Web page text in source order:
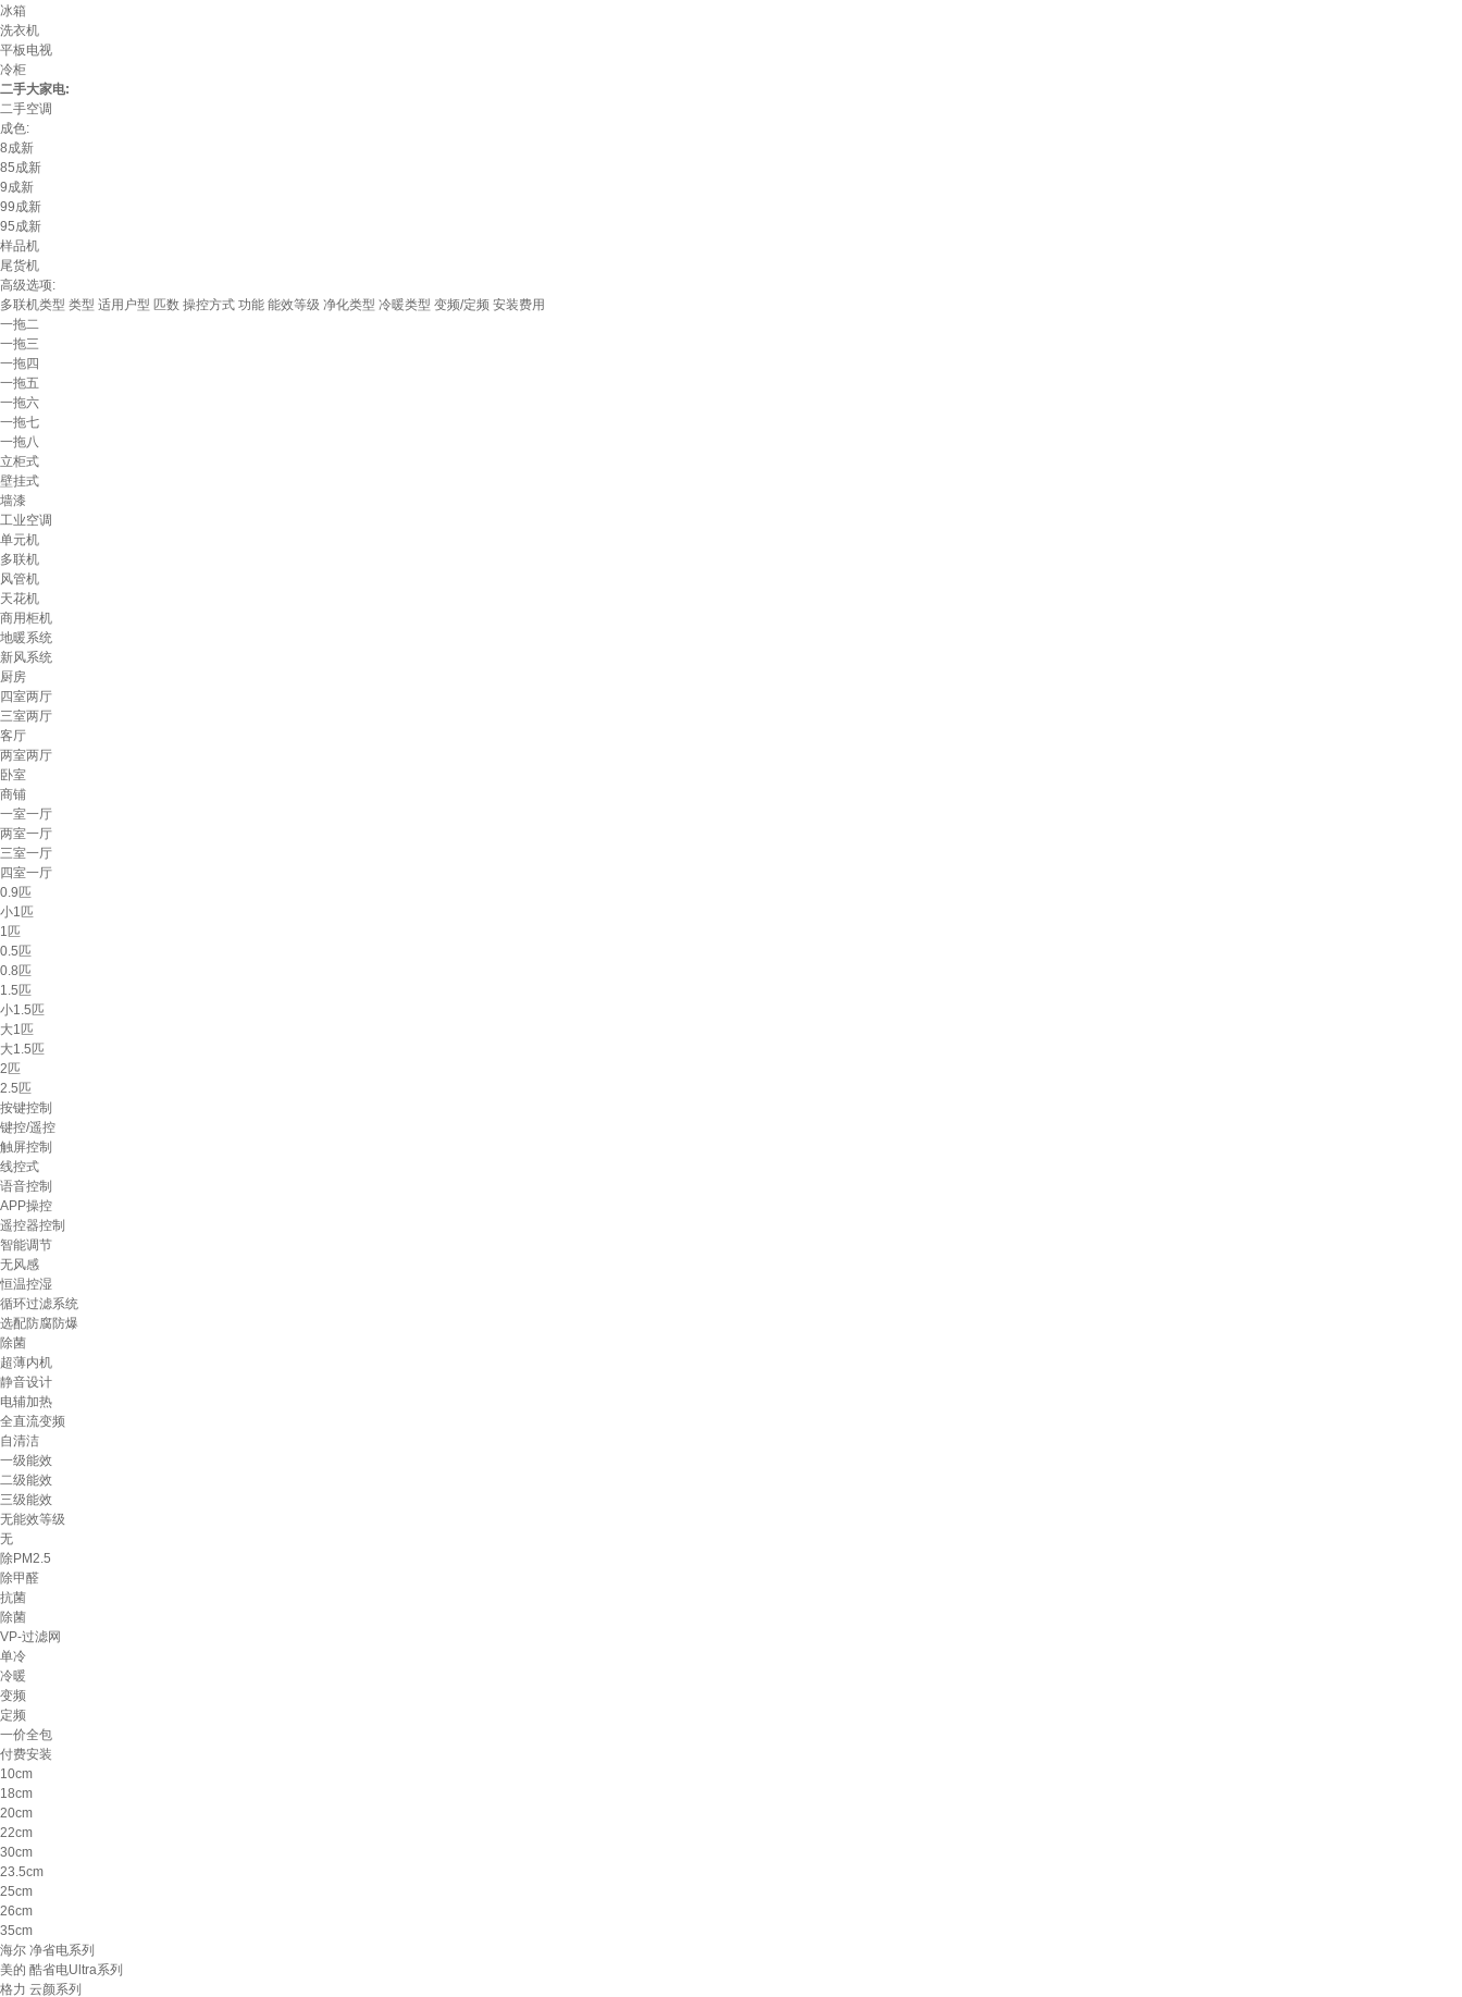
冰箱
洗衣机
平板电视
冷柜
二手大家电:
二手空调
成色:
8成新
85成新
9成新
99成新
95成新
样品机
尾货机
高级选项:
多联机类型 类型 适用户型 匹数 操控方式 功能 能效等级 净化类型 冷暖类型 变频/定频 安装费用
一拖二
一拖三
一拖四
一拖五
一拖六
一拖七
一拖八
立柜式
壁挂式
墙漆
工业空调
单元机
多联机
风管机
天花机
商用柜机
地暖系统
新风系统
厨房
四室两厅
三室两厅
客厅
两室两厅
卧室
商铺
一室一厅
两室一厅
三室一厅
四室一厅
0.9匹
小1匹
1匹
0.5匹
0.8匹
1.5匹
小1.5匹
大1匹
大1.5匹
2匹
2.5匹
按键控制
键控/遥控
触屏控制
线控式
语音控制
APP操控
遥控器控制
智能调节
无风感
恒温控湿
循环过滤系统
选配防腐防爆
除菌
超薄内机
静音设计
电辅加热
全直流变频
自清洁
一级能效
二级能效
三级能效
无能效等级
无
除PM2.5
除甲醛
抗菌
除菌
VP-过滤网
单冷
冷暖
变频
定频
一价全包
付费安装
10cm
18cm
20cm
22cm
30cm
23.5cm
25cm
26cm
35cm
海尔 净省电系列
美的 酷省电Ultra系列
格力 云颜系列